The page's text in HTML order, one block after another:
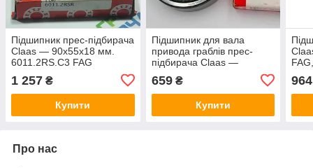
Підшипник прес-підбирача
Claas — 90x55x18 мм.
6011.2RS.C3 FAG
1 257 ₴
Купити
Підшипник для вала
привода граблів прес-
підбирача Claas —
80x40x18 мм, 6208-2RS-
C3- FAG
659₴
Купити
964
Про нас